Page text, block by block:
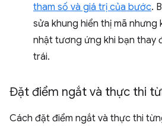
tham số và giá trị của bước.
sửa khung hiển thị mã nhưng
nhật tương ứng khi bạn thay
trái.
Đặt điểm ngắt và thực thi
Cách đặt điểm ngắt và thực thi